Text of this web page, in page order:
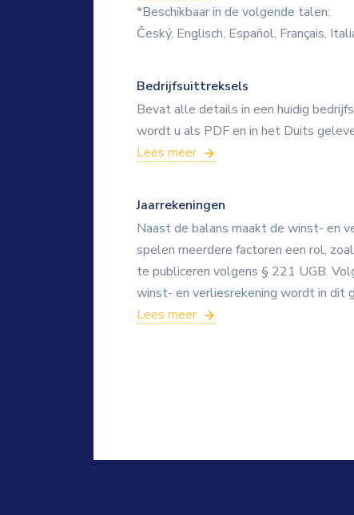
*Beschikbaar in de volgende talen:
Český, Englisch, Español, Français,
Bedrijfsuittreksels
Bevat alle details in een huidig
wordt u als PDF en in het Duits
Lees meer
Jaarrekeningen
Naast de balans maakt de winst- en
spelen meerdere factoren een rol,
te publiceren volgens § 221 UGB.
winst- en verliesrekening wordt in dit
Lees meer